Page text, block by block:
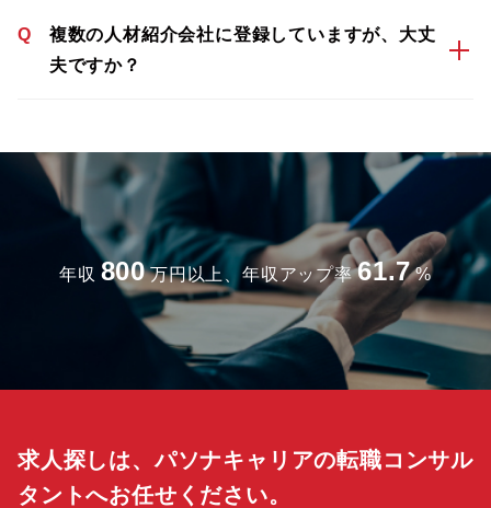
Q
複数の人材紹介会社に登録していますが、大丈
夫ですか？
年収 800 万円以上、年収アップ率 61.7 %
求人探しは、パソナキャリアの転職コンサル
タントへお任せください。